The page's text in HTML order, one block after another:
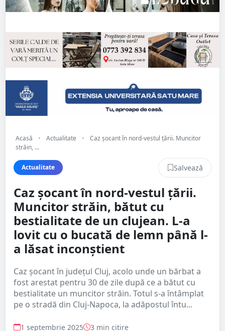
Acasă • Actualitate •
Caz șocant în nord-vestul țării. Muncitor
străin, ...
Actualitate Salvează
Caz șocant în nord-vestul țării.
Muncitor străin, bătut cu
bestialitate de un clujean. L-a
lovit cu o bucată de lemn până l-
a lăsat inconștient
Caz șocant în județul Cluj, acolo unde un bărbat a
fost arestat pentru 30 de zile după ce a bătut cu
bestialitate un muncitor străin. Totul s-a întâmplat
pe o stradă din Cluj-Napoca, la adăpostul întu...
1 septembrie 2025 3 min citire